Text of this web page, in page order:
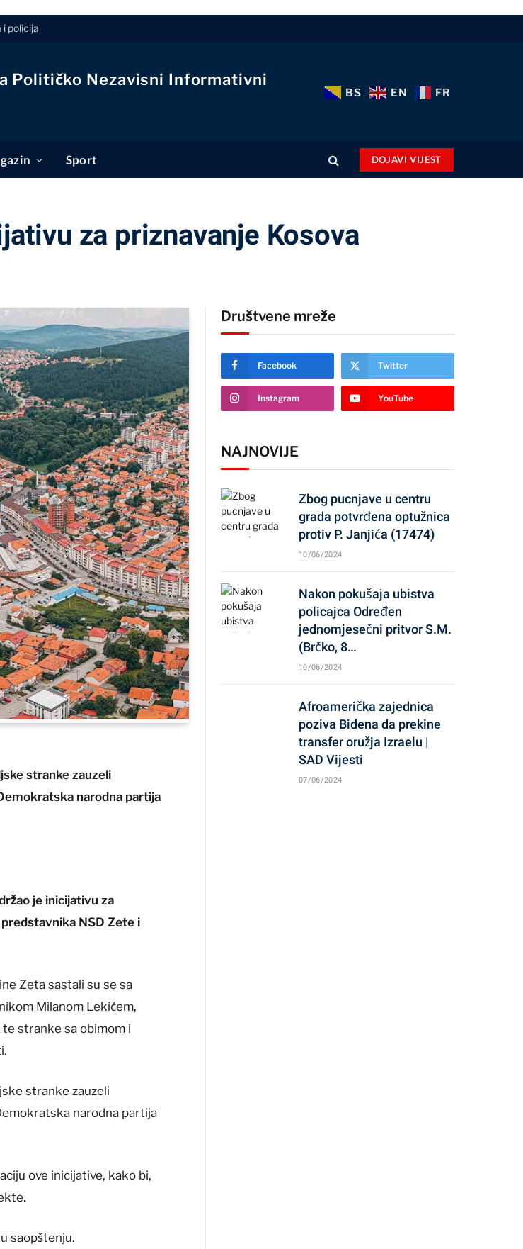
policija
Političko Nezavisni Informativni
BS EN FR
Sport DOJAVI VIJEST
za priznavanje Kosova
stranke zauzeli
narodna partija
je inicijativu za
NSD Zete i
Zeta sastali su se sa
Milanom Lekićem,
stranke sa obimom i
stranke zauzeli
narodna partija
ove inicijative, kako bi,
saopštenju.
Društvene mreže
Facebook Twitter
Instagram YouTube
NAJNOVIJE
Zbog pucnjave u centru
grada potvrđena optužnica
protiv P. Janjića (17474)
10/06/2024
Nakon pokušaja ubistva
policajca Određen
jednomjesečni pritvor S.M.
(Brčko, 8…
10/06/2024
Afroamerička zajednica
poziva Bidena da prekine
transfer oružja Izraelu |
SAD Vijesti
07/06/2024